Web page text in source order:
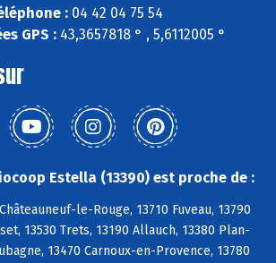
:04 42 04 75 54
GPS :43,3657818 ° , 5,6112005 °
Estella (13390) est proche de :
le-Rouge, 13710 Fuveau, 13790
13530 Trets, 13190 Allauch, 13380 Plan-
13470 Carnoux-en-Provence, 13780